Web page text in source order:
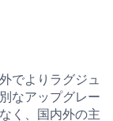
でよりラグジュ
なアップグレー
く、国内外の主